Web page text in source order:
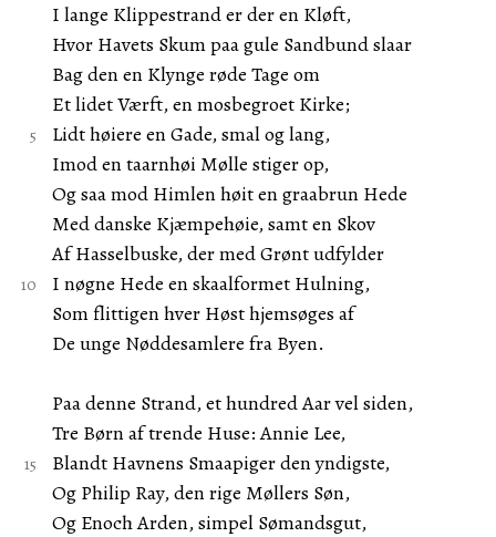
I lange Klippestrand er der en Kløft,
Hvor Havets Skum paa gule Sandbund slaar
Bag den en Klynge røde Tage om
Et lidet Værft, en mosbegroet Kirke;
Lidt høiere en Gade, smal og lang,
Imod en taarnhøi Mølle stiger op,
Og saa mod Himlen høit en graabrun Hede
Med danske Kjæmpehøie, samt en Skov
Af Hasselbuske, der med Grønt udfylder
I nøgne Hede en skaalformet Hulning,
Som flittigen hver Høst hjemsøges af
De unge Nøddesamlere fra Byen.
Paa denne Strand, et hundred Aar vel siden,
Tre Børn af trende Huse: Annie Lee,
Blandt Havnens Smaapiger den yndigste,
Og Philip Ray, den rige Møllers Søn,
Og Enoch Arden, simpel Sømandsgut,